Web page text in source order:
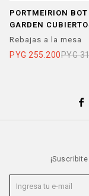
PORTMEIRION BOT
GARDEN
ENSALADA SET x 2
Rebajas a la mesa
PYG 255.200PYG
